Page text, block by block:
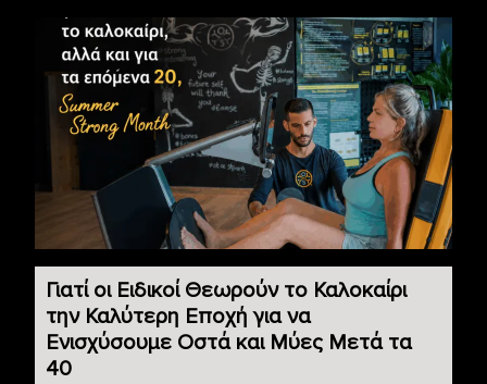
Γιατί οι Ειδικοί Θεωρούν το Καλοκαίρι
την Καλύτερη Εποχή για να
Ενισχύσουμε Οστά και Μύες Μετά τα
40